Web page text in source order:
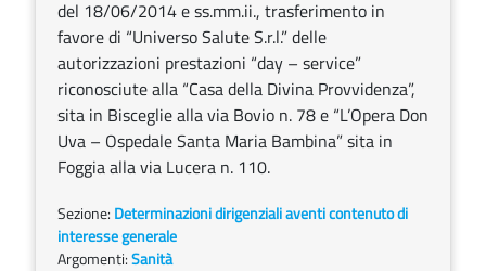
del 18/06/2014 e ss.mm.ii., trasferimento in
favore di “Universo Salute S.r.l.” delle
autorizzazioni prestazioni “day – service”
riconosciute alla “Casa della Divina Provvidenza”,
sita in Bisceglie alla via Bovio n. 78 e “L’Opera Don
Uva – Ospedale Santa Maria Bambina” sita in
Foggia alla via Lucera n. 110.
Sezione: Determinazioni dirigenziali aventi contenuto di
interesse generale
Argomenti:Sanità